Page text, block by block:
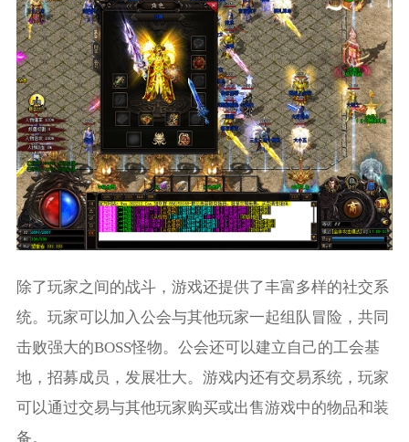
除了玩家之间的战斗，游戏还提供了丰富多样的社交系
统。玩家可以加入公会与其他玩家一起组队冒险，共同
击败强大的BOSS怪物。公会还可以建立自己的工会基
地，招募成员，发展壮大。游戏内还有交易系统，玩家
可以通过交易与其他玩家购买或出售游戏中的物品和装
备。